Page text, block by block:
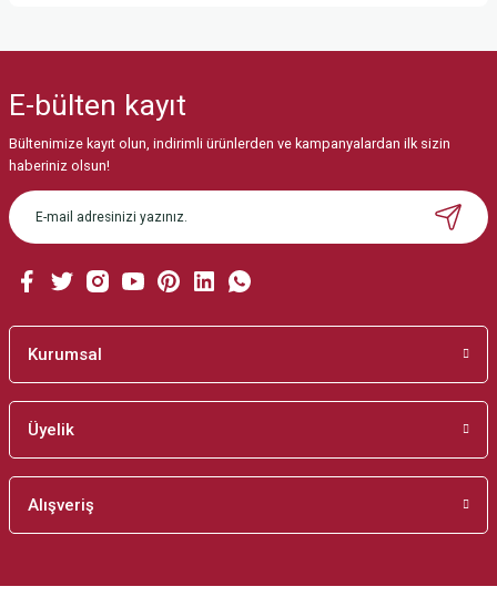
Görüş ve önerileriniz için teşekkür ederiz.
Ürün resmi kalitesiz, bozuk veya görüntülenemiyor.
Ürün açıklamasında eksik bilgiler bulunuyor.
Ürün bilgilerinde hatalar bulunuyor.
Bu ürüne benzer farklı alternatifler olmalı.
E-bülten kayıt
Bültenimize kayıt olun, indirimli ürünlerden ve kampanyalardan ilk sizin
haberiniz olsun!
Kurumsal
Üyelik
Alışveriş